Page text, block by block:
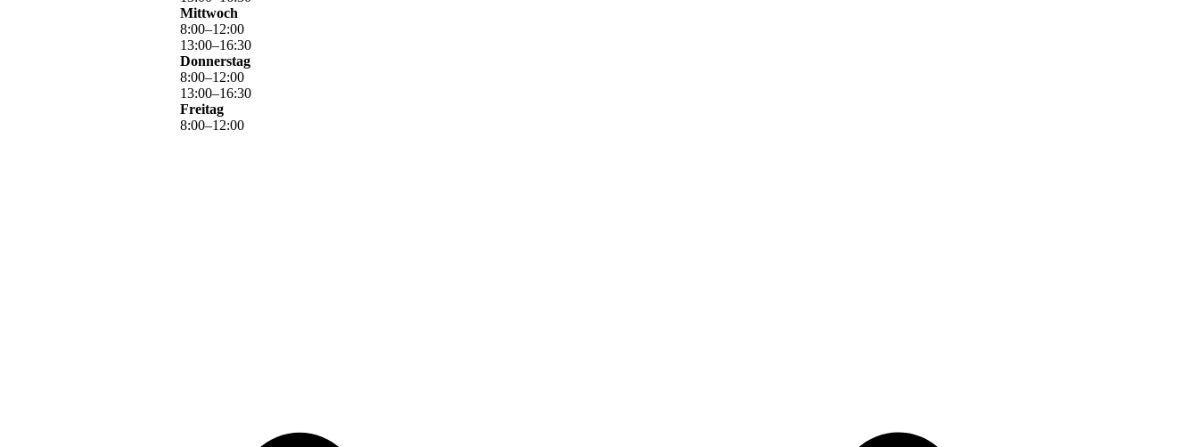
Mittwoch
8:00–12:00
13:00–16:30
Donnerstag
8:00–12:00
13:00–16:30
Freitag
8:00–12:00